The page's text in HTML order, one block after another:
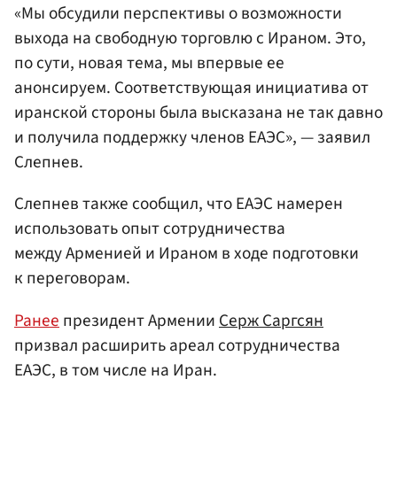
«Мы обсудили перспективы о возможности
выхода на свободную торговлю с Ираном. Это,
по сути, новая тема, мы впервые ее
анонсируем. Соответствующая инициатива от
иранской стороны была высказана не так давно
и получила поддержку членов ЕАЭС», — заявил
Слепнев.
Слепнев также сообщил, что ЕАЭС намерен
использовать опыт сотрудничества
между Арменией и Ираном в ходе подготовки
к переговорам.
Ранее президент Армении Серж Саргсян
призвал расширить ареал сотрудничества
ЕАЭС, в том числе на Иран.